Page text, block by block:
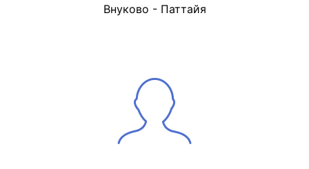
Внуково - Паттайя